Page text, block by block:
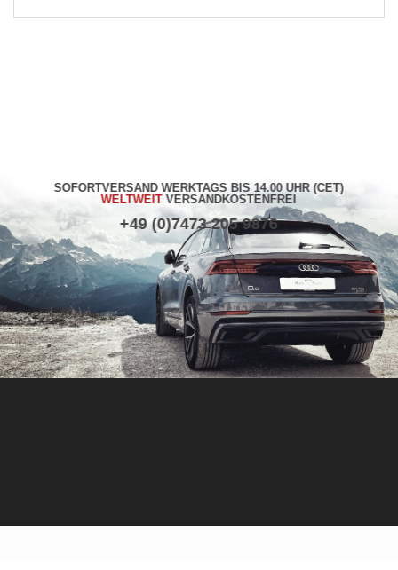
SOFORTVERSAND WERKTAGS BIS 14.00 UHR (CET)
WELTWEITVERSANDKOSTENFREI
+49 (0)7473 205 9876